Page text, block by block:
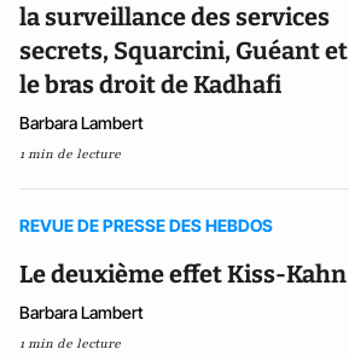
la surveillance des services
secrets, Squarcini, Guéant et
le bras droit de Kadhafi
Barbara Lambert
1 min de lecture
REVUE DE PRESSE DES HEBDOS
Le deuxième effet Kiss-Kahn
Barbara Lambert
1 min de lecture